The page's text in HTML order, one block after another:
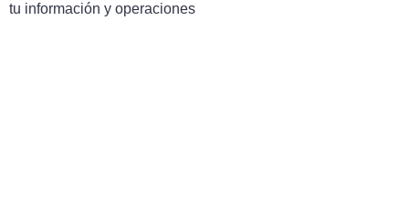
tu información y operaciones